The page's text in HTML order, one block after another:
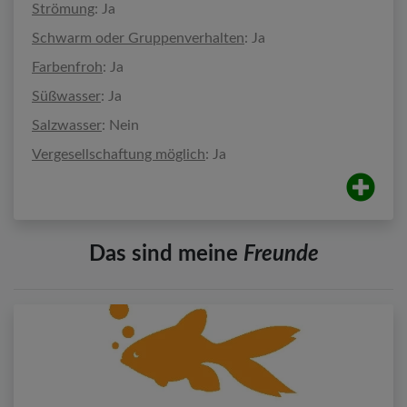
Strömung: Ja
Schwarm oder Gruppenverhalten: Ja
Farbenfroh: Ja
Süßwasser: Ja
Salzwasser: Nein
Vergesellschaftung möglich: Ja
Das sind meine Freunde